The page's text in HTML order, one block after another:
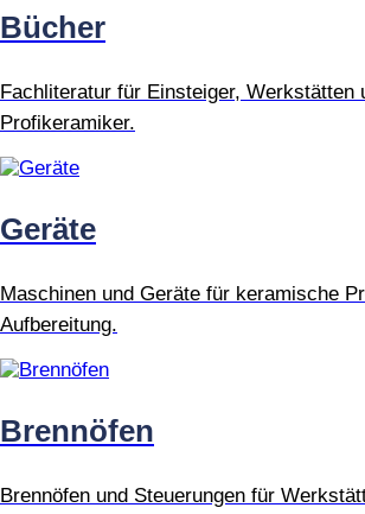
Bücher
Fachliteratur für Einsteiger, Werkstätten
Profikeramiker.
Geräte
Maschinen und Geräte für keramische
Aufbereitung.
Brennöfen
Brennöfen und Steuerungen für